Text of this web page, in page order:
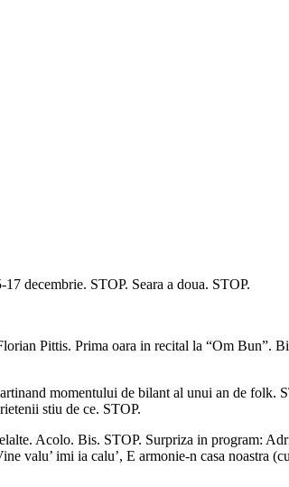
decembrie. STOP. Seara a doua. STOP.
Pittis. Prima oara in recital la “Om Bun”.
momentului de bilant al unui an de folk.
stiu de ce. STOP.
Acolo. Bis. STOP. Surpriza in program:
valu’ imi ia calu’, E armonie-n casa noastra